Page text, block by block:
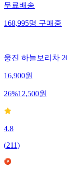
무료배송
168,995명 구매중
웅진 하늘보리차
16,900원
26%12,500원
4.8
(211)